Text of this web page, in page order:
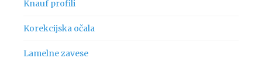
Knauf profili
Korekcijska očala
Lamelne zavese